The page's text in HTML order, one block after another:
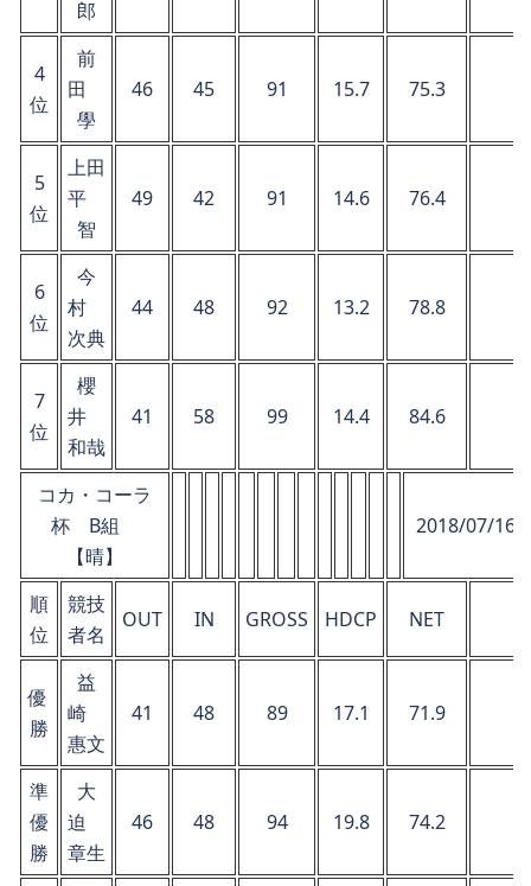
郎
4
位
前
田
學
46 45 91 15.7 75.3
5
位
上田
平
智
49 42 91 14.6 76.4
6
位
今
村
次典
44 48 92 13.2 78.8
7
位
櫻
井
和哉
41 58 99 14.4 84.6
コカ・コーラ
杯 B組
【晴】
2018/07/16 (
順
位
競技
者名
OUT IN GROSS HDCP NET
優
勝
益
崎
惠文
41 48 89 17.1 71.9
準
優
勝
大
迫
章生
46 48 94 19.8 74.2